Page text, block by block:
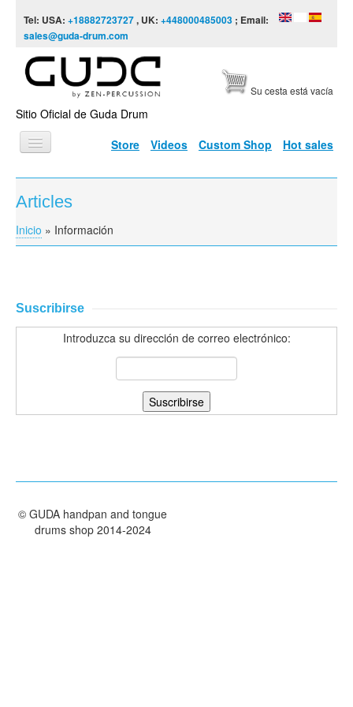
Tel: USA: +18882723727, UK: +448000485003 ; Email:
sales@guda-drum.com
Sitio Oficial de Guda Drum
Su cesta está vacía
Store Videos Custom Shop Hot sales
INICIO
TIPOS DE GUDA
DISEÑOS
VÍDEOS
VENTAS
Articles
You are here
Inicio » Información
Suscribirse
Introduzca su dirección de correo electrónico:
©GUDA handpan and tongue
drums shop2014-2024